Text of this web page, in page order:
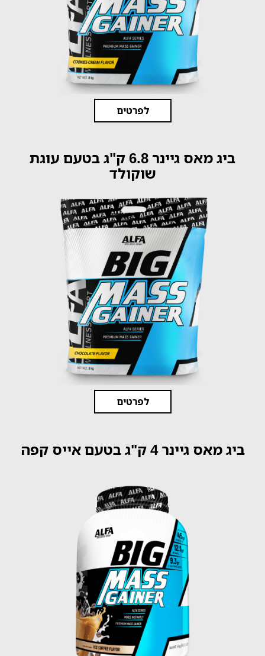
לפרטים
ביג מאס גיינר 6.8 ק"ג בטעם עוגת
שוקולד
לפרטים
ביג מאס גיינר 4 ק"ג בטעם אייס קפה